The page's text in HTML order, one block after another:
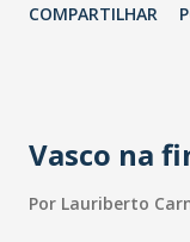
participantes
conforme afirma o
competentes para
COMPARTILHAR
Vasco na
Por Lauriberto